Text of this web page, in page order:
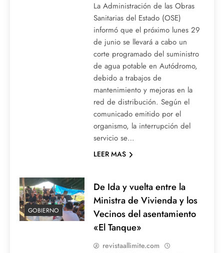
La Administración de las Obras
Sanitarias del Estado (OSE)
informó que el próximo lunes 29
de junio se llevará a cabo un
corte programado del suministro
de agua potable en Autódromo,
debido a trabajos de
mantenimiento y mejoras en la
red de distribución. Según el
comunicado emitido por el
organismo, la interrupción del
servicio se…
LEER MAS
GOBIERNO
De Ida y vuelta entre la
Ministra de Vivienda y los
Vecinos del asentamiento
«El Tanque»
revistaallimite.com